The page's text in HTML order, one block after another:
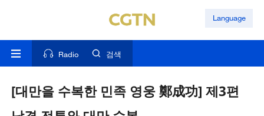
Language
Radio 검색
[대만을 수복한 민족 영웅 鄭成功] 제3편